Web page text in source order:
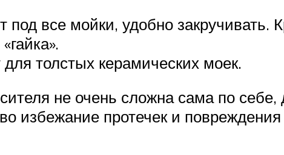
под все мойки, удобно
для толстых керамических моек.
не очень сложна сама по себе,
избежание протечек и